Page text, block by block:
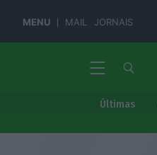
MENU MAIL JORNAIS
Últimas